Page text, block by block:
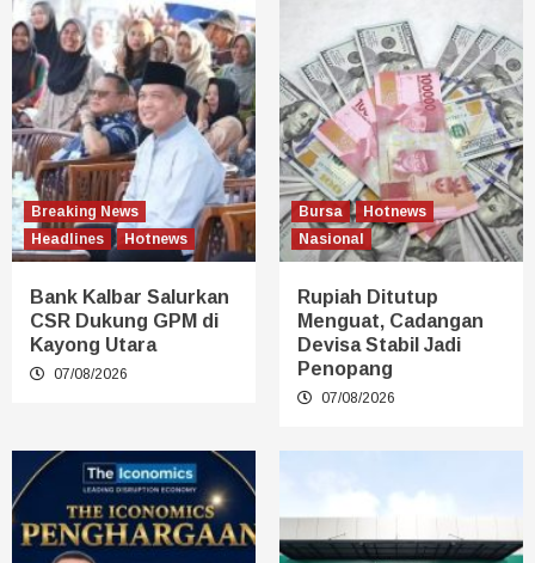
Breaking News
Headlines
Hotnews
Bank Kalbar Salurkan
CSR Dukung GPM di
Kayong Utara
07/08/2026
Bursa
Hotnews
Nasional
Rupiah Ditutup
Menguat, Cadangan
Devisa Stabil Jadi
Penopang
07/08/2026